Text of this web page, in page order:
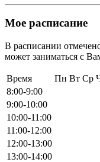
Мое расписание
В расписании
может заниматься с
Время Пн Вт Ср
8:00-9:00
9:00-10:00
10:00-11:00
11:00-12:00
12:00-13:00
13:00-14:00